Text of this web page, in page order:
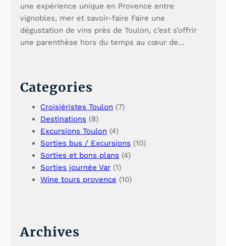
une expérience unique en Provence entre
vignobles, mer et savoir-faire Faire une
dégustation de vins près de Toulon, c’est s’offrir
une parenthèse hors du temps au cœur de…
Categories
Croisiéristes Toulon (7)
Destinations (8)
Excursions Toulon (4)
Sorties bus / Excursions (10)
Sorties et bons plans (4)
Sorties journée Var (1)
Wine tours provence (10)
Archives